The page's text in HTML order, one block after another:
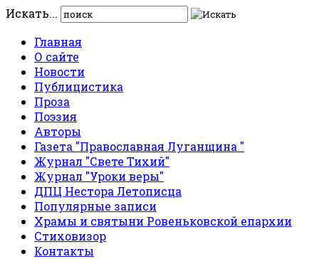
Искать...
Главная
О сайте
Новости
Публицистика
Проза
Поэзия
Авторы
Газета "Православная Луганщина "
Журнал "Свете Тихий"
Журнал "Уроки веры"
ДПЦ Нестора Летописца
Популярные записи
Храмы и святыни Ровеньковской епархии
Стиховизор
Контакты